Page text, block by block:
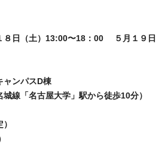
８日（土）13:00〜18：00 ５月１９日
ンパスD棟
線「名古屋大学」駅から徒歩10分）